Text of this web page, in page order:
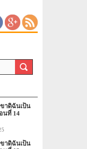
าดิฉันเป็น
นที่ 14
าดิฉันเป็น